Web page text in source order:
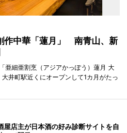
作中華「蓮月」 南青山、新
亜細亜割烹（アジアかっぽう）蓮月 大
井町駅近くにオープンして1カ月がたっ
屋店主が日本酒の好み診断サイトを自